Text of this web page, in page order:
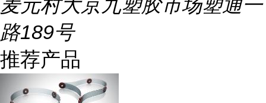
麦元村大京九塑胶市场塑通一
路189号
推荐产品